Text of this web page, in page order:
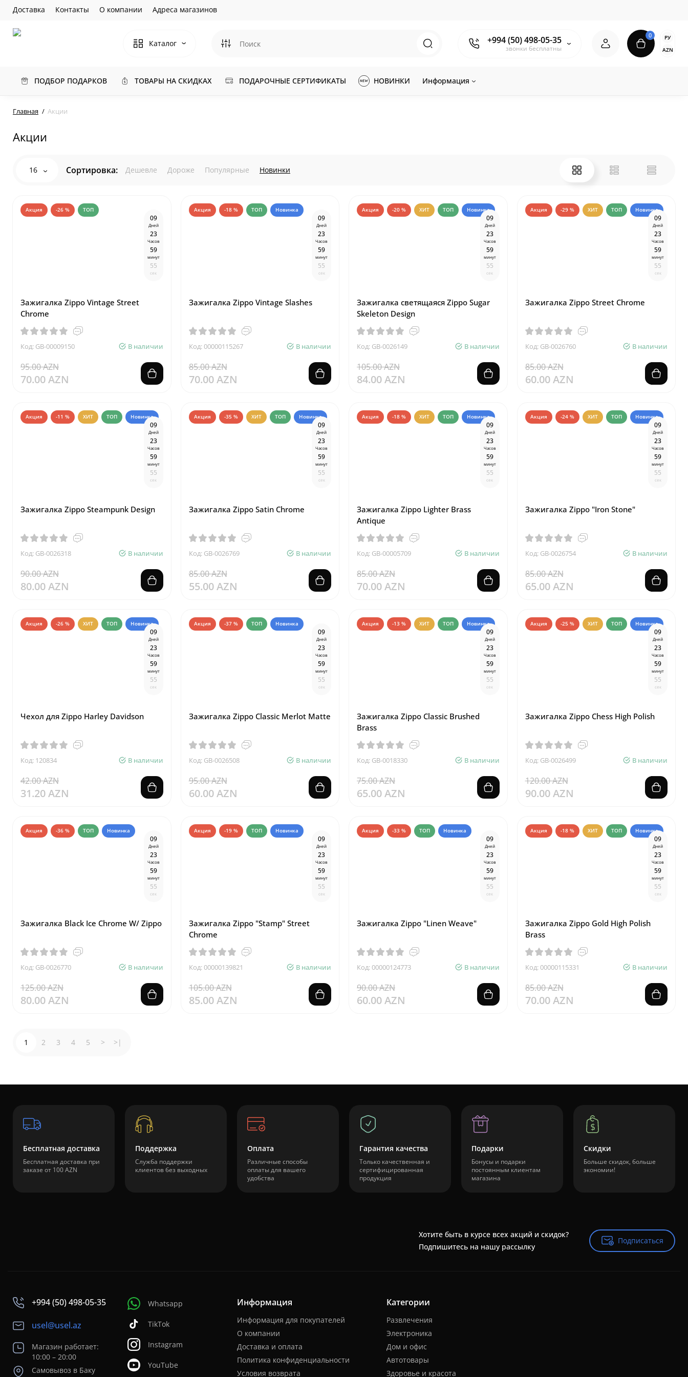
Доставка Контакты О компании Адреса магазинов
Каталог +994 (50) 498-05-35
звонки бесплатны
0
РУ
AZN
ПОДБОР ПОДАРКОВ ТОВАРЫ НА СКИДКАХ ПОДАРОЧНЫЕ СЕРТИФИКАТЫ НОВИНКИ Информация
Главная Акции
Акции
16 Сортировка: Дешевле Дороже Популярные Новинки
Акция -26 % ТОП
09
Дней
23
Часов
59
минут
54
сек
Зажигалка Zippo Vintage Street
Chrome
Код: GB-00009150 В наличии
95.00 AZN
70.00 AZN
Акция -18 % ТОП Новинка
09
Дней
23
Часов
59
минут
54
сек
Зажигалка Zippo Vintage Slashes
Код: 00000115267 В наличии
85.00 AZN
70.00 AZN
Акция -20 % ХИТ ТОП Новинка
09
Дней
23
Часов
59
минут
54
сек
Зажигалка светящаяся Zippo Sugar
Skeleton Design
Код: GB-0026149 В наличии
105.00 AZN
84.00 AZN
Акция -29 % ХИТ ТОП Новинка
09
Дней
23
Часов
59
минут
54
сек
Зажигалка Zippo Street Chrome
Код: GB-0026760 В наличии
85.00 AZN
60.00 AZN
Акция -11 % ХИТ ТОП Новинка
09
Дней
23
Часов
59
минут
54
сек
Зажигалка Zippo Steampunk Design
Код: GB-0026318 В наличии
90.00 AZN
80.00 AZN
Акция -35 % ХИТ ТОП Новинка
09
Дней
23
Часов
59
минут
54
сек
Зажигалка Zippo Satin Chrome
Код: GB-0026769 В наличии
85.00 AZN
55.00 AZN
Акция -18 % ХИТ ТОП Новинка
09
Дней
23
Часов
59
минут
54
сек
Зажигалка Zippo Lighter Brass
Antique
Код: GB-00005709 В наличии
85.00 AZN
70.00 AZN
Акция -24 % ХИТ ТОП Новинка
09
Дней
23
Часов
59
минут
54
сек
Зажигалка Zippo "Iron Stone"
Код: GB-0026754 В наличии
85.00 AZN
65.00 AZN
Акция -26 % ХИТ ТОП Новинка
09
Дней
23
Часов
59
минут
54
сек
Чехол для Zippo Harley Davidson
Код: 120834 В наличии
42.00 AZN
31.20 AZN
Акция -37 % ТОП Новинка
09
Дней
23
Часов
59
минут
54
сек
Зажигалка Zippo Classic Merlot Matte
Код: GB-0026508 В наличии
95.00 AZN
60.00 AZN
Акция -13 % ХИТ ТОП Новинка
09
Дней
23
Часов
59
минут
54
сек
Зажигалка Zippo Classic Brushed
Brass
Код: GB-0018330 В наличии
75.00 AZN
65.00 AZN
Акция -25 % ХИТ ТОП Новинка
09
Дней
23
Часов
59
минут
54
сек
Зажигалка Zippo Chess High Polish
Код: GB-0026499 В наличии
120.00 AZN
90.00 AZN
Акция -36 % ТОП Новинка
09
Дней
23
Часов
59
минут
54
сек
Зажигалка Black Ice Chrome W/ Zippo
Код: GB-0026770 В наличии
125.00 AZN
80.00 AZN
Акция -19 % ТОП Новинка
09
Дней
23
Часов
59
минут
54
сек
Зажигалка Zippo "Stamp" Street
Chrome
Код: 00000139821 В наличии
105.00 AZN
85.00 AZN
Акция -33 % ТОП Новинка
09
Дней
23
Часов
59
минут
54
сек
Зажигалка Zippo "Linen Weave"
Код: 00000124773 В наличии
90.00 AZN
60.00 AZN
Акция -18 % ХИТ ТОП Новинка
09
Дней
23
Часов
59
минут
54
сек
Зажигалка Zippo Gold High Polish
Brass
Код: 00000115331 В наличии
85.00 AZN
70.00 AZN
1 2 3 4 5 > >|
Бесплатная доставка
Бесплатная доставка при
заказе от 100 AZN
Поддержка
Служба поддержки
клиентов без выходных
Оплата
Различные способы
оплаты для вашего
удобства
Гарантия качества
Только качественная и
сертифицированная
продукция
Подарки
Бонусы и подарки
постоянным клиентам
магазина
Скидки
Больше скидок, больше
экономии!
Хотите быть в курсе всех акций и скидок?
Подпишитесь на нашу рассылку
Подписаться
Подписаться
+994 (50) 498-05-35
usel@usel.az
Магазин работает:
10:00 – 20:00
Самовывоз в Баку
Whatsapp
TikTok
Instagram
YouTube
Информация
Информация для покупателей
О компании
Доставка и оплата
Политика конфиденциальности
Условия возврата
Категории
Развлечения
Электроника
Дом и офис
Автотовары
Здоровье и красота